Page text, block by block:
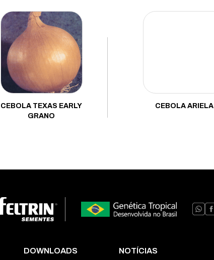
CEBOLA TEXAS EARLY
GRANO
CEBOLA ARIELA
DOWNLOADS NOTÍCIAS